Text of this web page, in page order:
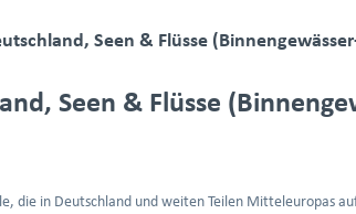
Seen & Flüsse
Seen & Flüsse
die in Deutschland und weiten Teilen Mitteleuropas